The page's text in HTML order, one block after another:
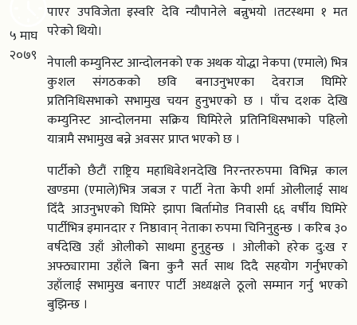
५ माघ
२०७९
पाएर उपविजेता इस्वरि देवि न्यौपानेले बन्नुभयो ।तटस्थमा १ मत
परेको थियो।
नेपाली कम्युनिस्ट आन्दोलनको एक अथक योद्धा नेकपा (एमाले) भित्र
कुशल संगठकको छवि बनाउनुभएका देवराज घिमिरे
प्रतिनिधिसभाको सभामुख चयन हुनुभएको छ । पाँच दशक देखि
कम्युनिस्ट आन्दोलनमा सक्रिय घिमिरेले प्रतिनिधिसभाको पहिलो
यात्रामै सभामुख बन्ने अवसर प्राप्त भएको छ ।
पार्टीको छैटौं राष्ट्रिय महाधिवेशनदेखि निरन्तररुपमा विभिन्न काल
खण्डमा (एमाले)भित्र जबज र पार्टी नेता केपी शर्मा ओलीलाई साथ
दिँदै आउनुभएको घिमिरे झापा बिर्तामोड निवासी ६६ वर्षीय घिमिरे
पार्टीभित्र इमानदार र निष्ठावान् नेताका रुपमा चिनिनुहुन्छ । करिब ३०
वर्षदेखि उहाँ ओलीको साथमा हुनुहुन्छ । ओलीको हरेक दु:ख र
अफ्ठ्यारामा उहाँले बिना कुनै सर्त साथ दिदै सहयोग गर्नुभएको
उहाँलाई सभामुख बनाएर पार्टी अध्यक्षले ठूलो सम्मान गर्नु भएको
बुझिन्छ ।